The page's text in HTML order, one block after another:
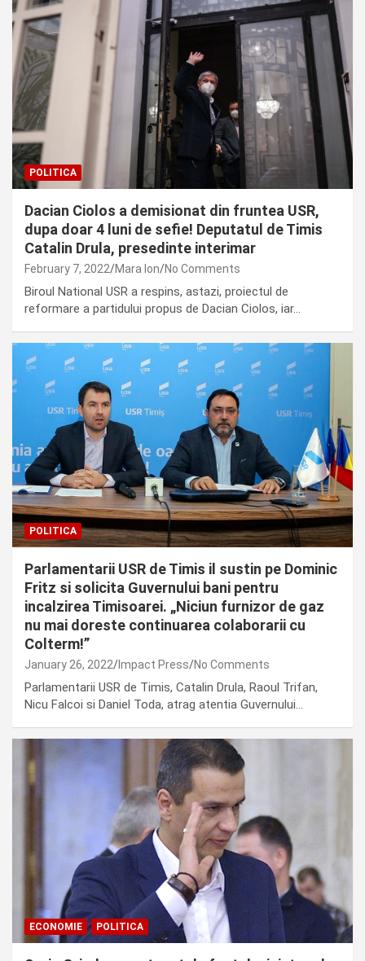
POLITICA
Dacian Ciolos a demisionat din fruntea USR,
dupa doar 4 luni de sefie! Deputatul de Timis
Catalin Drula, presedinte interimar
February 7, 2022 Mara Ion No Comments
Biroul National USR a respins, astazi, proiectul de
reformare a partidului propus de Dacian Ciolos, iar…
POLITICA
Parlamentarii USR de Timis il sustin pe Dominic
Fritz si solicita Guvernului bani pentru
incalzirea Timisoarei. „Niciun furnizor de gaz
nu mai doreste continuarea colaborarii cu
Colterm!”
January 26, 2022 Impact Press No Comments
Parlamentarii USR de Timis, Catalin Drula, Raoul Trifan,
Nicu Falcoi si Daniel Toda, atrag atentia Guvernului…
ECONOMIE POLITICA